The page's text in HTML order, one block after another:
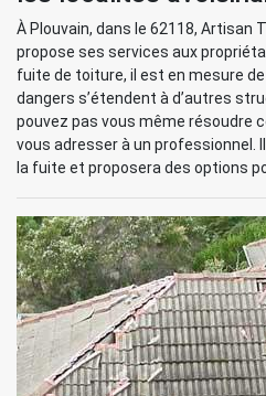
À Plouvain, dans le 62118, Artisan
propose ses services aux
fuite de toiture, il est en mesure
dangers s’étendent à d’autres
pouvez pas vous même résoudre
vous adresser à un professionnel.
la fuite et proposera des options